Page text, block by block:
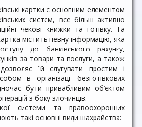
картки є основним елементом
систем, все більш активно
чекові книжки та готівку. Та
містить певну інформацію, яка
до банківського рахунку,
за товари та послуги, а також
їй слугувати простим і
в організації безготівкових
бути привабливим об’єктом
з боку злочинців.
системи та правоохоронних
такі основні види шахрайства: